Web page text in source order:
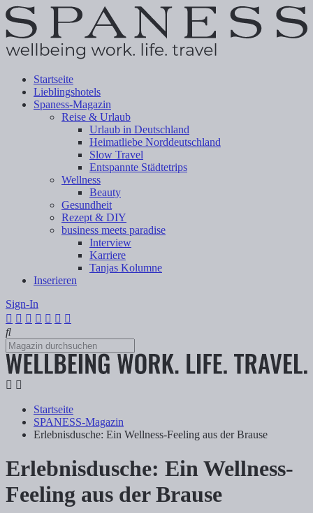
Startseite
Lieblingshotels
Spaness-Magazin
Reise & Urlaub
Urlaub in Deutschland
Heimatliebe Norddeutschland
Slow Travel
Entspannte Städtetrips
Wellness
Beauty
Gesundheit
Rezept & DIY
business meets paradise
Interview
Karriere
Tanjas Kolumne
Inserieren
Sign-In
Startseite
SPANESS-Magazin
Erlebnisdusche: Ein Wellness-Feeling aus der Brause
Erlebnisdusche: Ein Wellness-Feeling aus
Erlebnisdusche: Ein Wellness-
Feeling aus der Brause